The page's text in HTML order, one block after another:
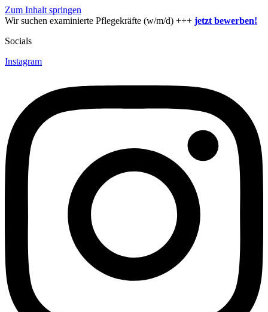
Zum Inhalt springen
Wir suchen examinierte Pflegekräfte (w/m/d) +++ jetzt bewerben!
Socials
Instagram